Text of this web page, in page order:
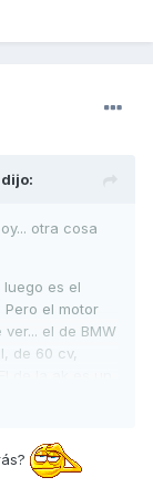
dijo:
otra cosa
es el
Pero el motor
el de BMW
de 60 cv,
cv con
La BMW
respecto